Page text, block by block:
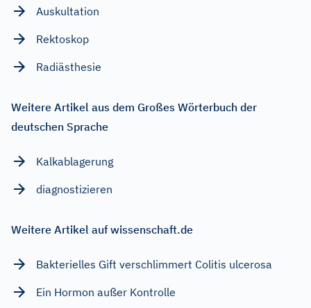
Auskultation
Rektoskop
Radiästhesie
Weitere Artikel aus dem Großes Wörterbuch der
deutschen Sprache
Kalkablagerung
diagnostizieren
Weitere Artikel auf wissenschaft.de
Bakterielles Gift verschlimmert Colitis ulcerosa
Ein Hormon außer Kontrolle